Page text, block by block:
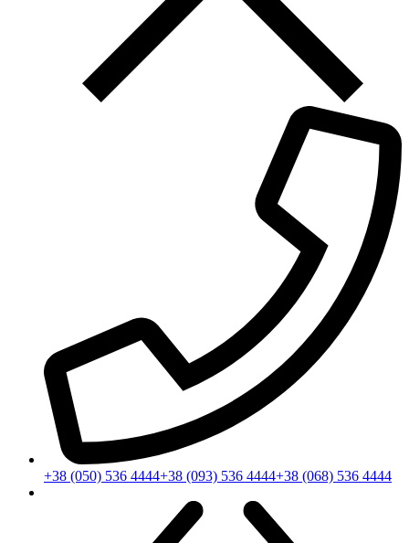
+38 (050) 536 4444+38 (093) 536 4444+38 (068) 536 4444